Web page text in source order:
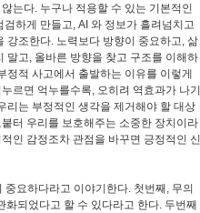
는다. 누구나 적용할 수 있는 기본적인
하게 만들고, AI 와 정보가 흘려넘치고
강조한다. 노력보다 방향이 중요하고, 삶
말고, 올바른 방향을 찾고 구조를 이해하
적 사고에서 출발하는 이유를 이렇게
르면 억누를수록, 오히려 역효과가 나기
리는 부정적인 생각을 제거해야 할 대상
터 우리를 보호해주는 소중한 장치이라
인 감정조차 관점을 바꾸면 긍정적인 신
요하다라고 이야기한다. 첫번째, 무의
되었다고 할 수 있다라고 한다. 두번째